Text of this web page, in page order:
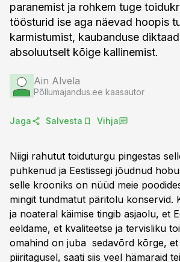
paranemist ja rohkem tuge
töösturid ise aga näevad hoopis
karmistumist, kaubanduse
absoluutselt kõige kallinemist.
Ain Alvela
Põllumajandus.ee kaasautor
Jaga Salvesta Vihja
Niigi rahutut toiduturgu pingestas
puhkenud ja Eestissegi jõudnud
selle krooniks on nüüd meie
mingit tundmatut päritolu konservid.
ja noateral käimise tingib asjaolu, et
eeldame, et kvaliteetse ja tervisliku
omahind on juba sedavõrd kõrge,
piiritagusel, saati siis veel hämaraid